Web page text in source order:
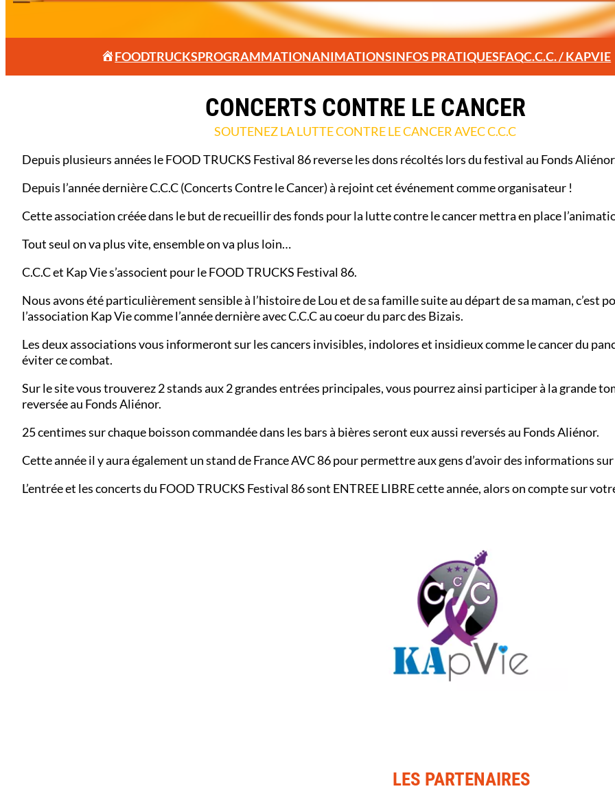
FOODTRUCKSPROGRAMMATIONANIMATIONSINFOS PRATIQUESFAQC.C.C. / KAPVIE
CONCERTS CONTRE LE CANCER
SOUTENEZ LA LUTTE CONTRE LE CANCER AVEC C.C.C
Depuis plusieurs années le FOOD TRUCKS Festival 86 reverse les dons récoltés lors du festival au Fonds
Depuis l’année dernière C.C.C (Concerts Contre le Cancer) à rejoint cet événement comme organisateur !
Cette association créée dans le but de recueillir des fonds pour la lutte contre le cancer mettra en place
Tout seul on va plus vite, ensemble on va plus loin…
C.C.C et Kap Vie s’associent pour le FOOD TRUCKS Festival 86.
Nous avons été particulièrement sensible à l’histoire de Lou et de sa famille suite au départ de sa maman, c’est
l’association Kap Vie comme l’année dernière avec C.C.C au coeur du parc des Bizais.
Les deux associations vous informeront sur les cancers invisibles, indolores et insidieux comme le cancer du
éviter ce combat.
Sur le site vous trouverez 2 stands aux 2 grandes entrées principales, vous pourrez ainsi participer à la grande
reversée au Fonds Aliénor.
25 centimes sur chaque boisson commandée dans les bars à bières seront eux aussi reversés au Fonds Aliénor.
Cette année il y aura également un stand de France AVC 86 pour permettre aux gens d’avoir des informations
L’entrée et les concerts du FOOD TRUCKS Festival 86 sont ENTREE LIBRE cette année, alors on compte sur
LES PARTENAIRES